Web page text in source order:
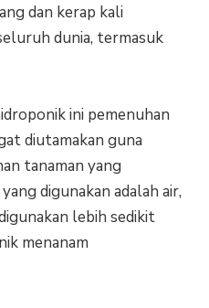
dan kerap kali
dunia, termasuk
ini pemenuhan
diutamakan guna
tanaman yang
digunakan adalah air,
lebih sedikit
menanam